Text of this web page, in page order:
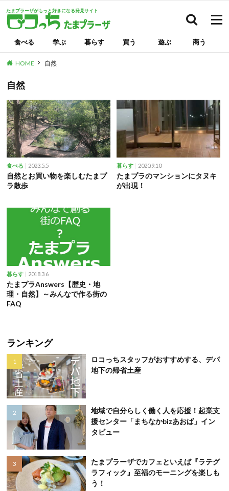
たまプラーザがもっと好きになる発見サイト
食べる 学ぶ 暮らす 買う 遊ぶ 商う
HOME 自然
自然
食べる 2023.5.5
自然とお買い物を楽しむたまプ
ラ散歩
暮らす 2020.9.10
たまプラのマンションにタヌキ
が出現！
暮らす 2018.3.6
たまプラAnswers【歴史・地
理・自然】～みんなで作る街の
FAQ
ランキング
ロコっちスタッフがおすすめする、デパ
地下の帰省土産
地域で自分らしく働く人を応援！起業支
援センター「まちなかbizあおば」イン
タビュー
たまプラーザでカフェといえば『ラテグ
ラフィック』至福のモーニングを楽しも
う！